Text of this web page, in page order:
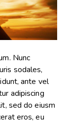
Nunc
sodales,
ante vel
adipiscing
sed do eiusm
eros, eu